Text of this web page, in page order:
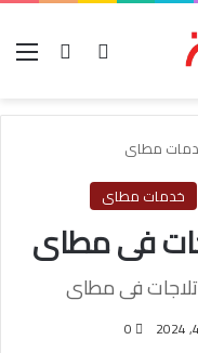
بحث عنتسجيل
مطاى
خدمات مطاى
فى مطاى
فى مطاى
0